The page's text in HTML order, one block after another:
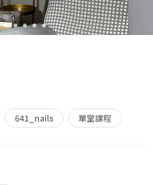
circle circle circle circle circle
641_nails 單堂課程